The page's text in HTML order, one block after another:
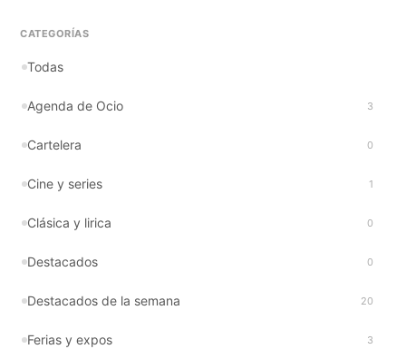
CATEGORÍAS
Todas
Agenda de Ocio 3
Cartelera 0
Cine y series 1
Clásica y lirica 0
Destacados 0
Destacados de la semana 20
Ferias y expos 3